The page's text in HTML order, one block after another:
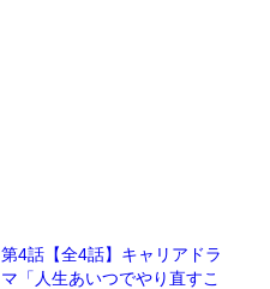
第4話【全4話】キャリアドラ
マ「人生あいつでやり直すこ